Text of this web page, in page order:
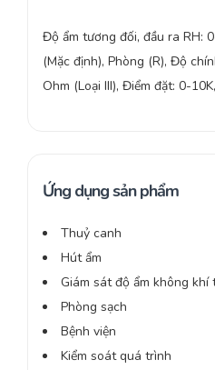
Độ ẩm tương đối, đầu ra RH:
(Mặc định), Phòng (R), Độ
Ohm (Loại III), Điểm đặt: 0-
Ứng dụng sản phẩm
Thuỷ canh
Hút ẩm
Giám sát độ ẩm không khí
Phòng sạch
Bệnh viện
Kiểm soát quá trình